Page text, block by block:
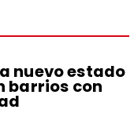
nuevo estado
barrios con